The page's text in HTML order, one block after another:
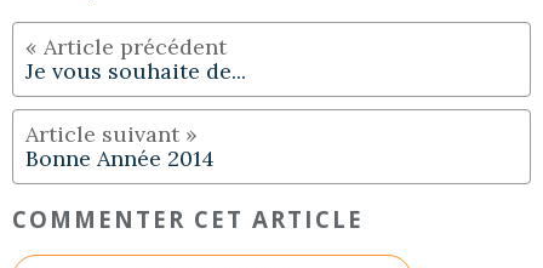
Je vous souhaite de...
Bonne Année 2014
COMMENTER CET ARTICLE